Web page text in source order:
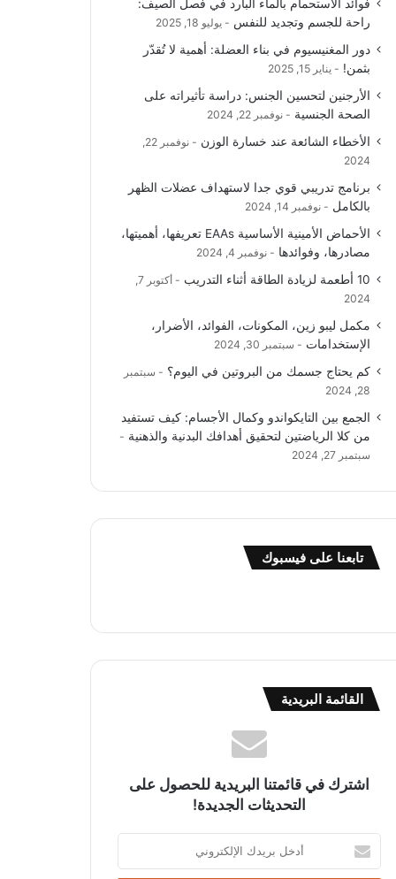
فوائد الاستحمام بالماء البارد في فصل الصيف:
راحة للجسم وتجديد للنفس
يوليو 18, 2025
دور المغنيسيوم في بناء العضلة: أهمية لا تُقدّر
بثمن!
يناير 15, 2025
الأرجنين لتحسين الجنس: دراسة تأثيراته على
الصحة الجنسية
نوفمبر 22, 2024
الأخطاء الشائعة عند خسارة الوزن
نوفمبر 22,
2024
برنامج تدريبي قوي جدا لاستهداف عضلات الظهر
بالكامل
نوفمبر 14, 2024
الأحماض الأمينية الأساسية EAAs تعريفها، أهميتها،
مصادرها، وفوائدها
نوفمبر 4, 2024
10 أطعمة لزيادة الطاقة أثناء التدريب
أكتوبر 7,
2024
مكمل ليبو زين، المكونات، الفوائد، الأضرار،
الإستخدامات
سبتمبر 30, 2024
كم يحتاج جسمك من البروتين في اليوم؟
سبتمبر
28, 2024
الجمع بين التايكواندو وكمال الأجسام: كيف تستفيد
من كلا الرياضتين لتحقيق أهدافك البدنية والذهنية
سبتمبر 27, 2024
تابعنا على فيسبوك
القائمة البريدية
اشترك في قائمتنا البريدية للحصول على
التحديثات الجديدة!
بريدك